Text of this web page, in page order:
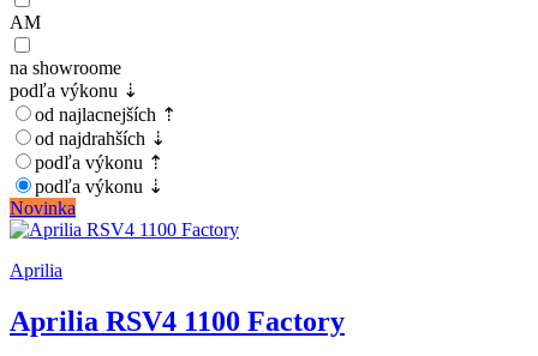
AM
na showroome
podľa výkonu ⇣
od najlacnejších ⇡
od najdrahších ⇣
podľa výkonu ⇡
podľa výkonu ⇣
Novinka
Aprilia
Aprilia RSV4 1100 Factory